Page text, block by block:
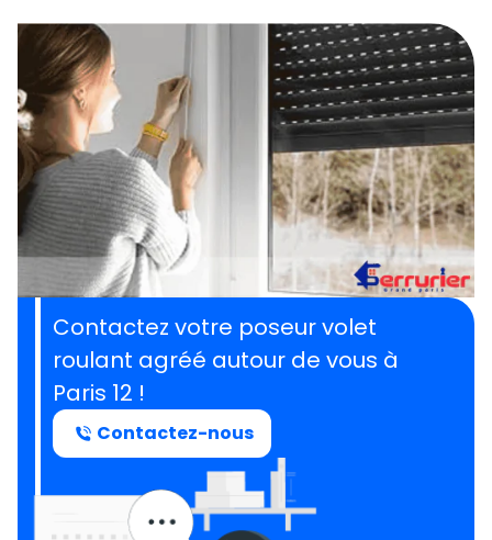
Contactez votre poseur volet
roulant agréé autour de vous à
Paris 12 !
Contactez-nous